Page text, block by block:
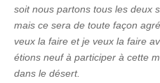
soit nous partons tous les deux
mais ce sera de toute façon
veux la faire et je veux la faire
étions neuf à participer à cette
dans le désert.